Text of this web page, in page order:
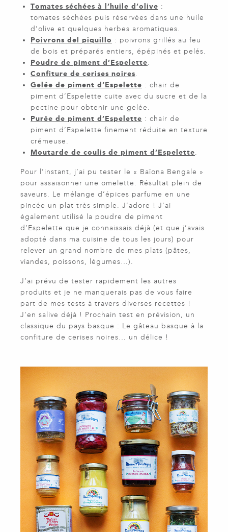
Tomates séchées à l’huile d’olive :
tomates séchées puis réservées dans une huile
d’olive et quelques herbes aromatiques.
Poivrons del piquillo : poivrons grillés au feu
de bois et préparés entiers, épépinés et pelés.
Poudre de piment d’Espelette.
Confiture de cerises noires.
Gelée de piment d’Espelette : chair de
piment d’Espelette cuite avec du sucre et de la
pectine pour obtenir une gelée.
Purée de piment d’Espelette : chair de
piment d’Espelette finement réduite en texture
crémeuse.
Moutarde de coulis de piment d’Espelette.
Pour l’instant, j’ai pu tester le « Baïona Bengale »
pour assaisonner une omelette. Résultat plein de
saveurs. Le mélange d’épices parfume en une
pincée un plat très simple. J’adore ! J’ai
également utilisé la poudre de piment
d’Espelette que je connaissais déjà (et que j’avais
adopté dans ma cuisine de tous les jours) pour
relever un grand nombre de mes plats (pâtes,
viandes, poissons, légumes…).
J’ai prévu de tester rapidement les autres
produits et je ne manquerais pas de vous faire
part de mes tests à travers diverses recettes !
J’en salive déjà ! Prochain test en prévision, un
classique du pays basque : Le gâteau basque à la
confiture de cerises noires… un délice !